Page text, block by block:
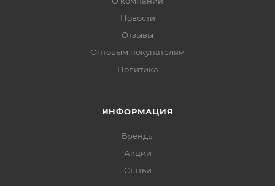
Новости
Отзывы
Оптовым покупателям
Политика
ИНФОРМАЦИЯ
Бренды
Акции
Статьи